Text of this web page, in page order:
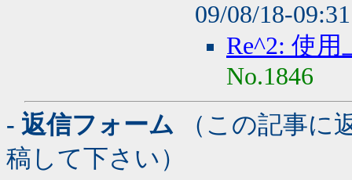
09/08/18-
Re^2: 使
No.1846
- 返信フォーム （この記事に
稿して下さい）